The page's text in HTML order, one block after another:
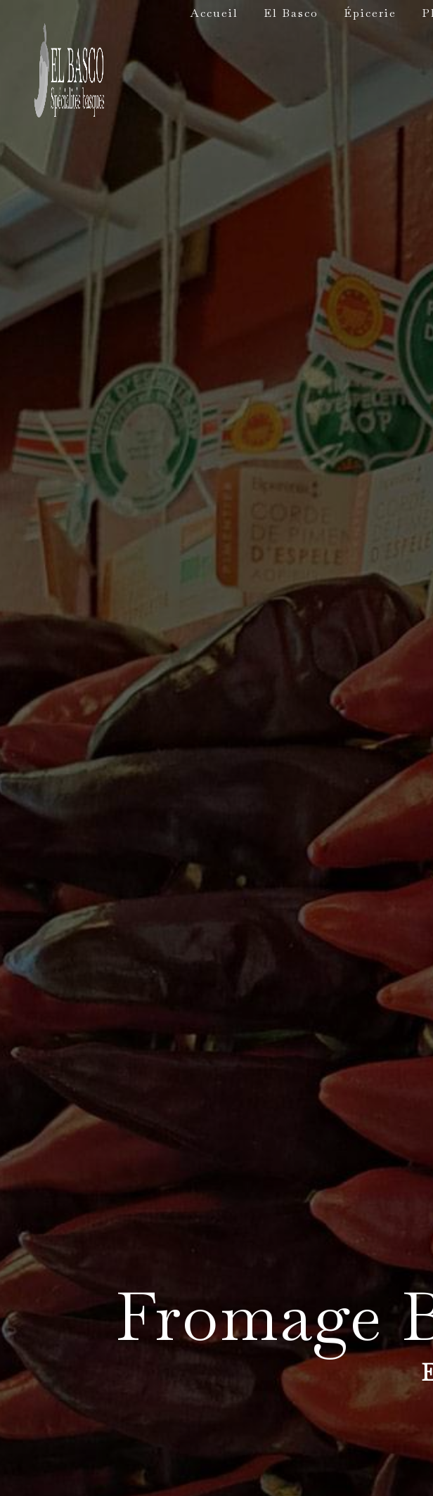
Accueil El Basco Épicerie
Fromage